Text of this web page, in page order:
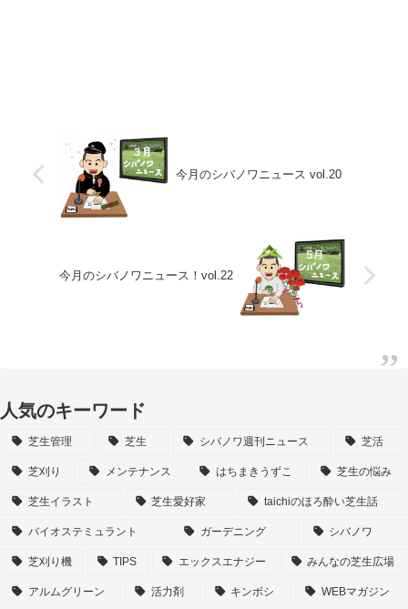
今月のシバノワニュース vol.20
今月のシバノワニュース！vol.22
人気のキーワード
芝生管理 芝生 シバノワ週刊ニュース 芝活
芝刈り メンテナンス はちまきうずこ 芝生の悩み
芝生イラスト 芝生愛好家 taichiのほろ酔い芝生話
バイオステミュラント ガーデニング シバノワ
芝刈り機 TIPS エックスエナジー みんなの芝生広場
アルムグリーン 活力剤 キンボシ WEBマガジン